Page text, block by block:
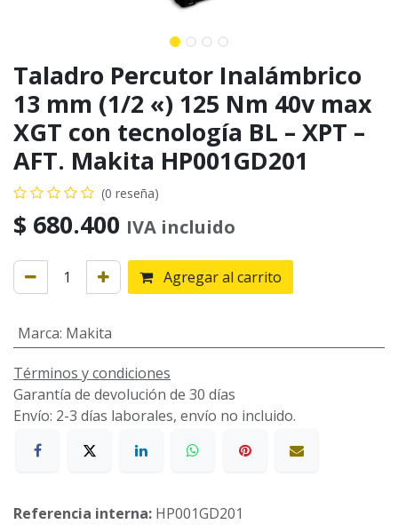
Taladro Percutor Inalámbrico
13 mm (1/2 «) 125 Nm 40v max
XGT con tecnología BL – XPT –
AFT. Makita HP001GD201
(0 reseña)
$ 680.400 IVA incluido
Agregar al carrito
Marca: Makita
Términos y condiciones
Garantía de devolución de 30 días
Envío: 2-3 días laborales, envío no incluido.
Referencia interna: HP001GD201